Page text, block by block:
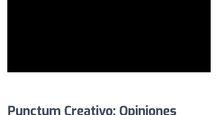
Punctum Creativo: Opiniones